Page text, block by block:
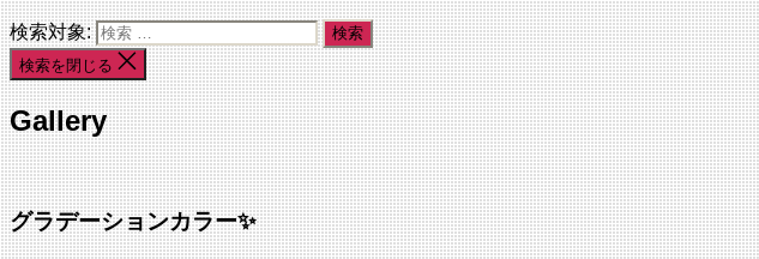
検索対象:
検索を閉じる
Gallery
グラデーションカラー✨